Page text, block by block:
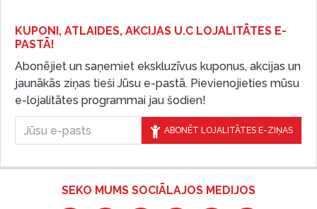
KUPONI, ATLAIDES, AKCIJAS U.C LOJALITĀTES E-
PASTĀ!
Abonējiet un saņemiet ekskluzīvus kuponus, akcijas un
jaunākās ziņas tieši Jūsu e-pastā. Pievienojieties mūsu
e-lojalitātes programmai jau šodien!
ABONĒT LOJALITĀTES E-ZIŅAS
SEKO MUMS SOCIĀLAJOS MEDIJOS